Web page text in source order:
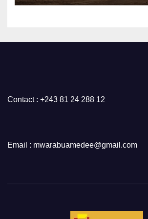
attendu devra
Contact : +243 81 24 288 12
Email : mwarabuamedee@gmail.com